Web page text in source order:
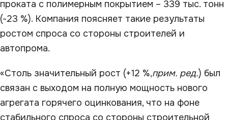
проката с полимерным покрытием – 339 тыс. тонн
(-23 %). Компания поясняет такие результаты
ростом спроса со стороны строителей и
автопрома.
«Столь значительный рост (+12 %,прим. ред.) был
связан с выходом на полную мощность нового
агрегата горячего оцинкования, что на фоне
стабильного спроса со стороны строительной